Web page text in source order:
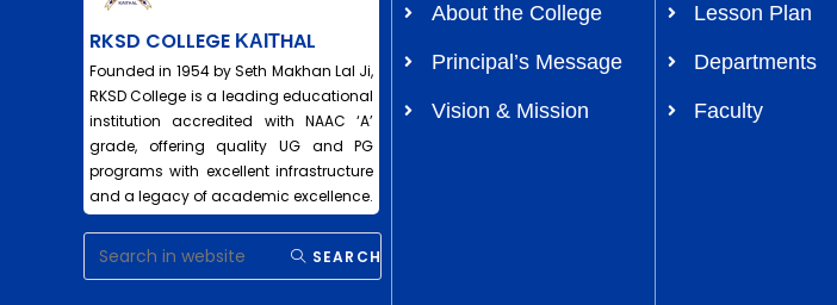
RKSD COLLEGE ΚΑΙΤHAL
Founded in 1954 by Seth Makhan Lal Ji,
RKSD College is a leading educational
institution accredited with NAAC ‘A’
grade, offering quality UG and PG
programs with excellent infrastructure
and a legacy of academic excellence.
SEARCH
About the College
Principal’s Message
Vision & Mission
Lesson Plan
Departments
Faculty